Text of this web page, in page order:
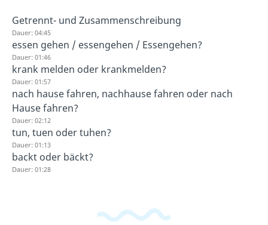
Getrennt- und Zusammenschreibung
Dauer: 04:45
essen gehen / essengehen / Essengehen?
Dauer: 01:46
krank melden oder krankmelden?
Dauer: 01:57
nach hause fahren, nachhause fahren oder nach
Hause fahren?
Dauer: 02:12
tun, tuen oder tuhen?
Dauer: 01:13
backt oder bäckt?
Dauer: 01:28